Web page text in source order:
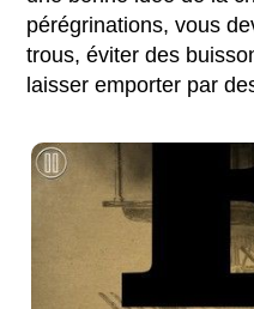
pérégrinations, vous
trous, éviter des
laisser emporter par